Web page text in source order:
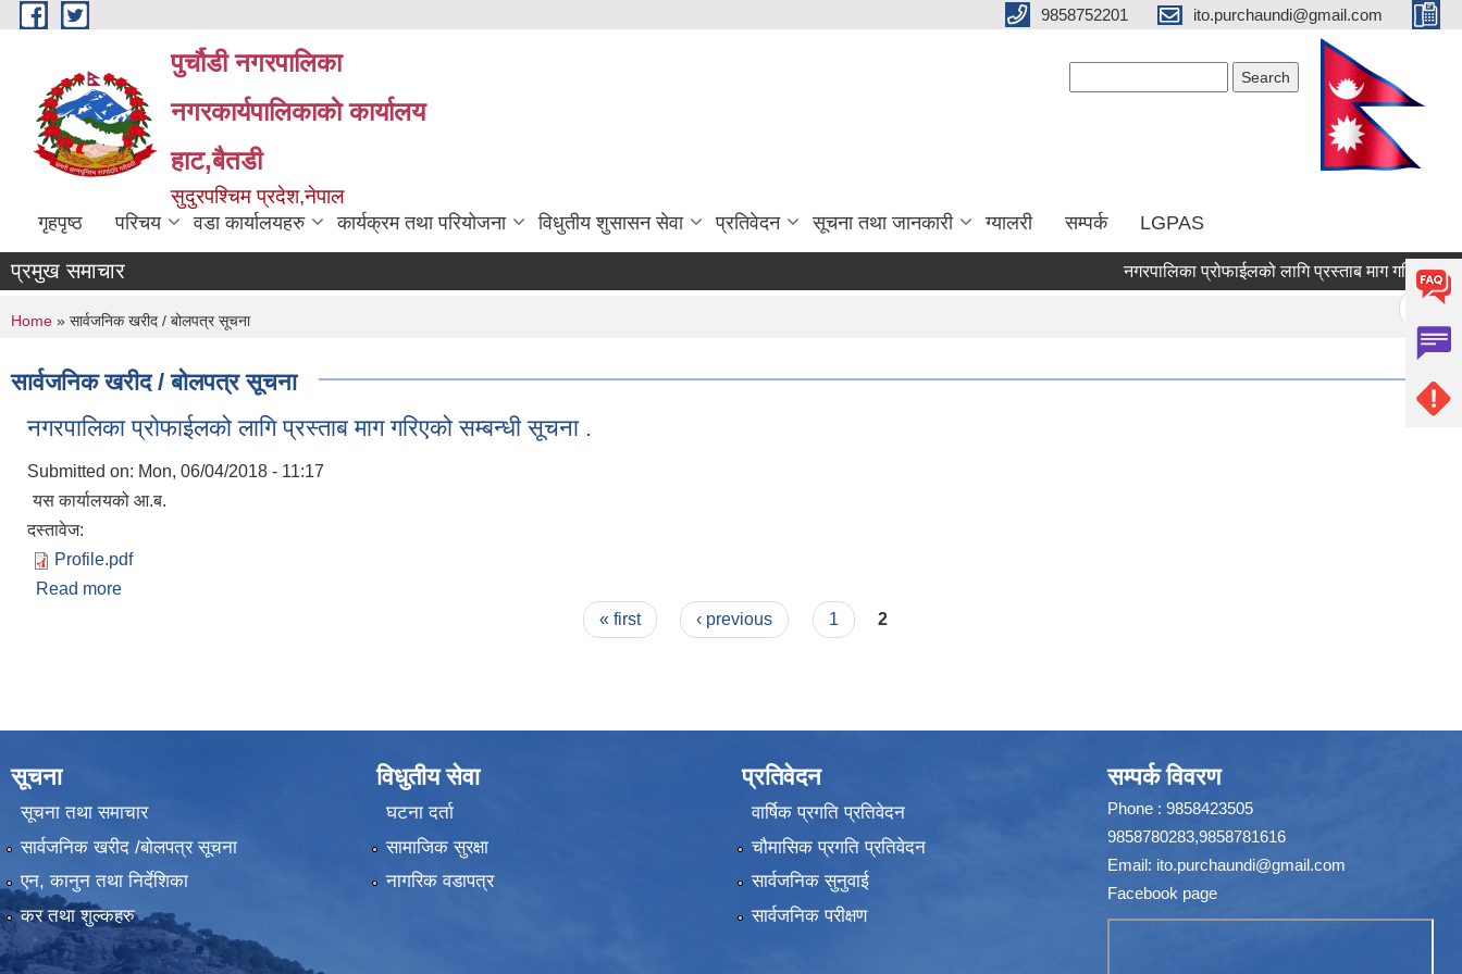
Skip to main content 9858752201 ito.purchaundi@gmail.com
पुर्चौडी नगरपालिका
नगरकार्यपालिकाकाे कार्यालय
हाट,बैतडी
सुदुरपश्चिम प्रदेश,नेपाल
गृहपृष्ठ परिचय वडा कार्यालयहरु कार्यक्रम तथा परियोजना विधुतीय शुसासन सेवा प्रतिवेदन सूचना तथा जानकारी ग्यालरी सम्पर्क LGPAS
प्रमुख समाचार नगरपालिका प्रोफाईलको लागि प्रस्ताब माग गरिएको
You are here
Home » सार्वजनिक खरीद / बोलपत्र सूचना
सार्वजनिक खरीद / बोलपत्र सूचना
नगरपालिका प्रोफाईलको लागि प्रस्ताब माग गरिएको सम्बन्धी सूचना .
Submitted on: Mon, 06/04/2018 - 11:17
यस कार्यालयको आ.ब.
दस्तावेज:
Profile.pdf
Read more
« first ‹ previous 1 2
सूचना
सूचना तथा समाचार
सार्वजनिक खरीद /बोलपत्र सूचना
एन, कानुन तथा निर्देशिका
कर तथा शुल्कहरु
विधुतीय सेवा
घटना दर्ता
सामाजिक सुरक्षा
नागरिक वडापत्र
प्रतिवेदन
वार्षिक प्रगति प्रतिवेदन
चौमासिक प्रगति प्रतिवेदन
सार्वजनिक सुनुवाई
सार्वजनिक परीक्षण
सम्पर्क विवरण
Phone : 9858423505
9858780283,9858781616
Email: ito.purchaundi@gmail.com
Facebook page